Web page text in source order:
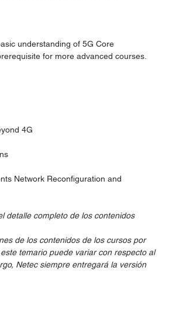
understanding of 5G Core
for more advanced courses.
4G
Network Reconfiguration and
detalle completo de los contenidos
de los contenidos de los cursos por
temario puede variar con respecto al
Netec siempre entregará la versión